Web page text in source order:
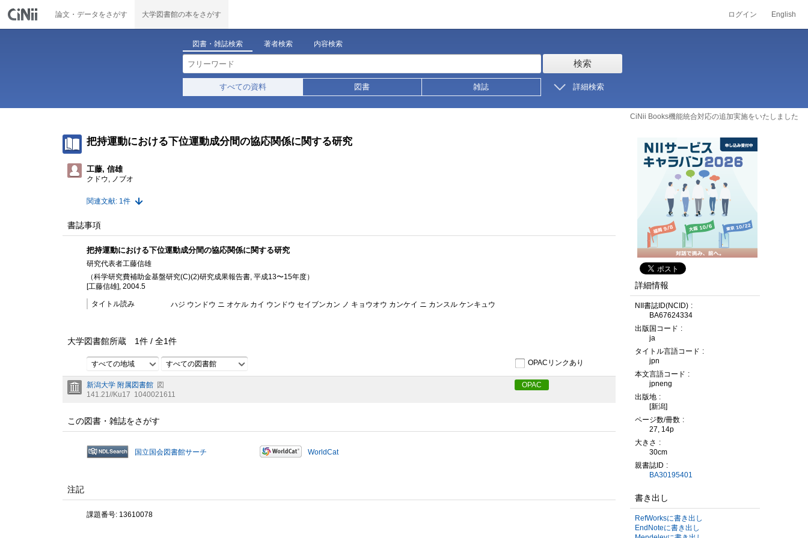
論文・データをさがす 大学図書館の本をさがす ログイン English
図書・雑誌検索 著者検索 内容検索
検索
すべての資料 図書 雑誌 詳細検索
CiNii Books機能統合対応の追加実施をいたしました
把持運動における下位運動成分間の協応関係に関する研究
工藤, 信雄
クドウ, ノブオ
関連文献: 1件
書誌事項
把持運動における下位運動成分間の協応関係に関する研究
研究代表者工藤信雄
（科学研究費補助金基盤研究(C)(2)研究成果報告書, 平成13〜15年度）
[工藤信雄], 2004.5
タイトル読み ハジ ウンドウ ニ オケル カイ ウンドウ セイブンカン ノ キョウオウ カンケイ ニ カンスル ケンキュウ
大学図書館所蔵 1件 / 全1件
すべての地域 すべての図書館 OPACリンクあり
新潟大学 附属図書館 図
141.21//Ku17 1040021611
OPAC
この図書・雑誌をさがす
国立国会図書館サーチ WorldCat
注記
課題番号: 13610078
詳細情報
NII書誌ID(NCID)
BA67624334
出版国コード
ja
タイトル言語コード
jpn
本文言語コード
jpneng
出版地
[新潟]
ページ数/冊数
27, 14p
大きさ
30cm
親書誌ID
BA30195401
書き出し
RefWorksに書き出し
EndNoteに書き出し